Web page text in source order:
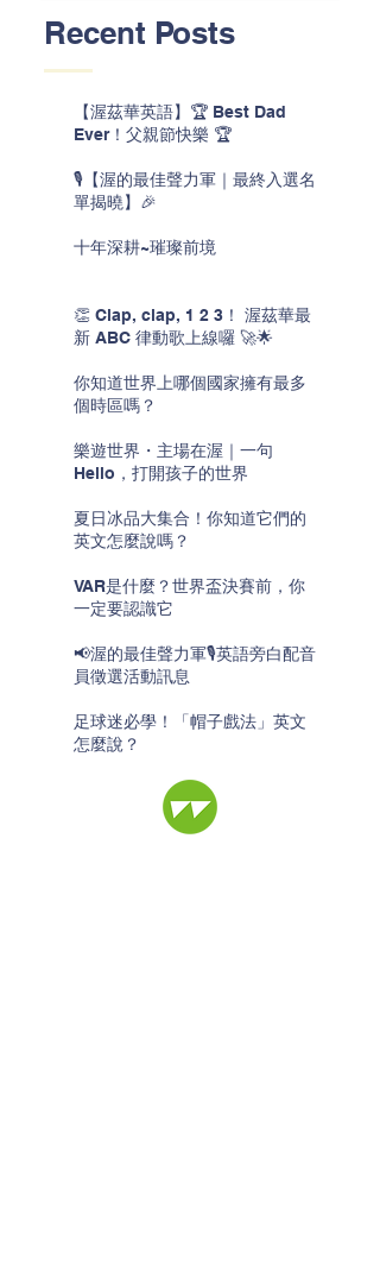
Recent Posts
【渥茲華英語】🏆 Best Dad
Ever！父親節快樂 🏆
🎙️【渥的最佳聲力軍｜最終入選名
單揭曉】🎉
十年深耕~璀璨前境
👏 Clap, clap, 1 2 3！ 渥茲華最
新 ABC 律動歌上線囉 🚀🌟
你知道世界上哪個國家擁有最多
個時區嗎？
樂遊世界・主場在渥｜一句
Hello，打開孩子的世界
夏日冰品大集合！你知道它們的
英文怎麼說嗎？
VAR是什麼？世界盃決賽前，你
一定要認識它
📢渥的最佳聲力軍🎙️英語旁白配音
員徵選活動訊息
足球迷必學！「帽子戲法」英文
怎麼說？